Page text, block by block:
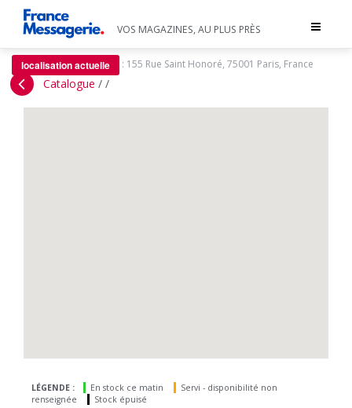
Toggle
VOS MAGAZINES, AU PLUS PRÈS
localisation actuelle : 155 Rue Saint Honoré, 75001 Paris, France
Catalogue / /
LÉGENDE : En stock ce matin
Servi - disponibilité non
renseignée
Stock épuisé